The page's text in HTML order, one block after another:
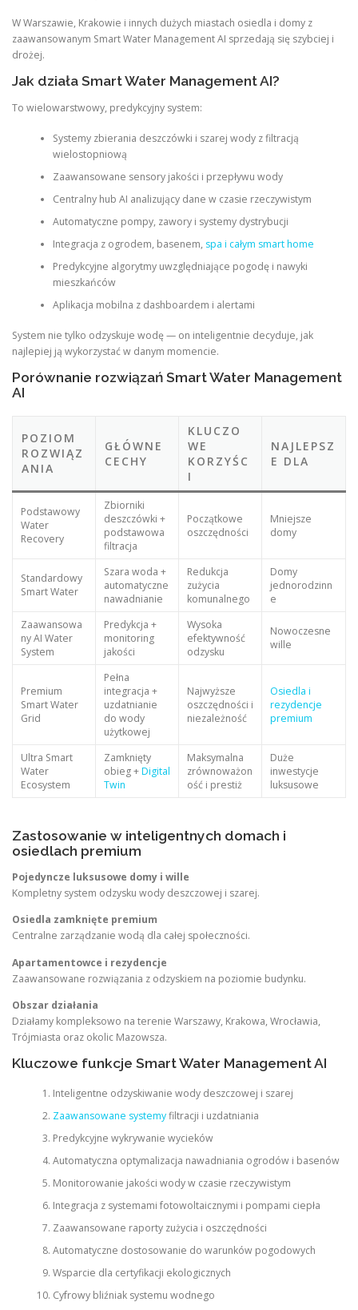
W Warszawie, Krakowie i innych dużych miastach osiedla i domy z
zaawansowanym Smart Water Management AI sprzedają się szybciej i
drożej.
Jak działa Smart Water Management AI?
To wielowarstwowy, predykcyjny system:
Systemy zbierania deszczówki i szarej wody z filtracją
wielostopniową
Zaawansowane sensory jakości i przepływu wody
Centralny hub AI analizujący dane w czasie rzeczywistym
Automatyczne pompy, zawory i systemy dystrybucji
Integracja z ogrodem, basenem, spa i całym smart home
Predykcyjne algorytmy uwzględniające pogodę i nawyki
mieszkańców
Aplikacja mobilna z dashboardem i alertami
System nie tylko odzyskuje wodę — on inteligentnie decyduje, jak
najlepiej ją wykorzystać w danym momencie.
Porównanie rozwiązań Smart Water Management
AI
POZIOM
ROZWIĄZ
ANIA
GŁÓWNE
CECHY
KLUCZO
WE
KORZYŚC
I
NAJLEPSZ
E DLA
Podstawowy
Water
Recovery
Zbiorniki
deszczówki +
podstawowa
filtracja
Początkowe
oszczędności
Mniejsze
domy
Standardowy
Smart Water
Szara woda +
automatyczne
nawadnianie
Redukcja
zużycia
komunalnego
Domy
jednorodzinn
e
Zaawansowa
ny AI Water
System
Predykcja +
monitoring
jakości
Wysoka
efektywność
odzysku
Nowoczesne
wille
Premium
Smart Water
Grid
Pełna
integracja +
uzdatnianie
do wody
użytkowej
Najwyższe
oszczędności i
niezależność
Osiedla i
rezydencje
premium
Ultra Smart
Water
Ecosystem
Zamknięty
obieg +Digital
Twin
Maksymalna
zrównoważon
ość i prestiż
Duże
inwestycje
luksusowe
Zastosowanie w inteligentnych domach i
osiedlach premium
Pojedyncze luksusowe domy i wille
Kompletny system odzysku wody deszczowej i szarej.
Osiedla zamknięte premium
Centralne zarządzanie wodą dla całej społeczności.
Apartamentowce i rezydencje
Zaawansowane rozwiązania z odzyskiem na poziomie budynku.
Obszar działania
Działamy kompleksowo na terenie Warszawy, Krakowa, Wrocławia,
Trójmiasta oraz okolic Mazowsza.
Kluczowe funkcje Smart Water Management AI
Inteligentne odzyskiwanie wody deszczowej i szarej
Zaawansowane systemyfiltracji i uzdatniania
Predykcyjne wykrywanie wycieków
Automatyczna optymalizacja nawadniania ogrodów i basenów
Monitorowanie jakości wody w czasie rzeczywistym
Integracja z systemami fotowoltaicznymi i pompami ciepła
Zaawansowane raporty zużycia i oszczędności
Automatyczne dostosowanie do warunków pogodowych
Wsparcie dla certyfikacji ekologicznych
Cyfrowy bliźniak systemu wodnego